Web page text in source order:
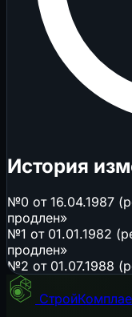
История
№0 от 16.04.1987
продлен»
№1 от 01.01.1982
продлен»
№2 от 01.07.1988